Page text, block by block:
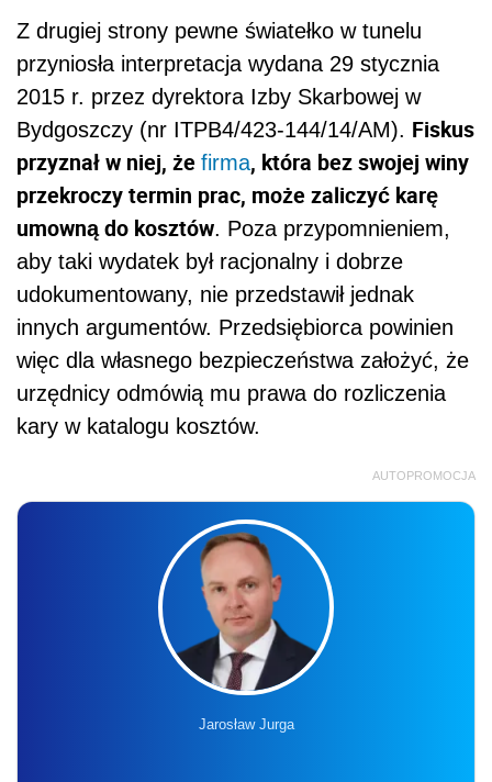
Z drugiej strony pewne światełko w tunelu
przyniosła interpretacja wydana 29 stycznia
2015 r. przez dyrektora Izby Skarbowej w
Bydgoszczy (nr ITPB4/423-144/14/AM). Fiskus
przyznał w niej, że firma, która bez swojej winy
przekroczy termin prac, może zaliczyć karę
umowną do kosztów. Poza przypomnieniem,
aby taki wydatek był racjonalny i dobrze
udokumentowany, nie przedstawił jednak
innych argumentów. Przedsiębiorca powinien
więc dla własnego bezpieczeństwa założyć, że
urzędnicy odmówią mu prawa do rozliczenia
kary w katalogu kosztów.
AUTOPROMOCJA
Jarosław Jurga